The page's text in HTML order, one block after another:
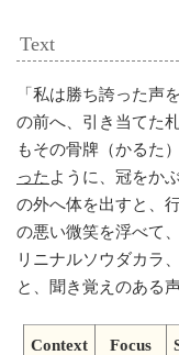
Text
「 私は勝ち誇った声
の前へ、引き当てた
もその骨牌（かるた
った ように、冠をか
の外へ体を出すと、
の悪い微笑を浮べて
リニナルソウダカラ
と、聞き覚えのある
Context Focus